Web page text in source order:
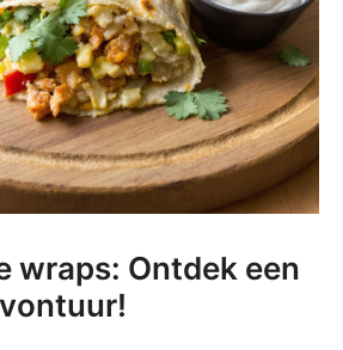
wraps: Ontdek een